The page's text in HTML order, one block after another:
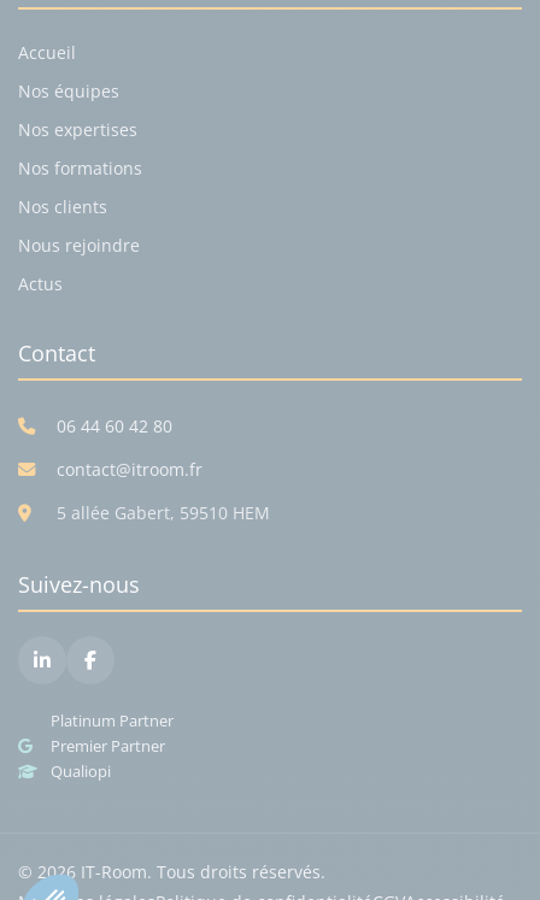
Accueil
Nos équipes
Nos expertises
Nos formations
Nos clients
Nous rejoindre
Actus
Contact
06 44 60 42 80
contact@itroom.fr
5 allée Gabert, 59510 HEM
Suivez-nous
Platinum Partner
Premier Partner
Qualiopi
© 2026 IT-Room. Tous droits réservés.